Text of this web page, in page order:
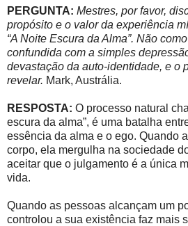
PERGUNTA: Mestres, por favor,
propósito e o valor da experiência
“A Noite Escura da Alma”. Não
confundida com a simples
devastação da auto-identidade, e o
revelar. Mark, Austrália.
RESPOSTA: O processo natural
escura da alma”, é uma batalha
essência da alma e o ego. Quando
corpo, ela mergulha na sociedade
aceitar que o julgamento é a única
vida.
Quando as pessoas alcançam um
controlou a sua existência faz mais